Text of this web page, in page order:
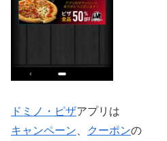
ドミノ・ピザアプリは
キャンペーン
クーポンの